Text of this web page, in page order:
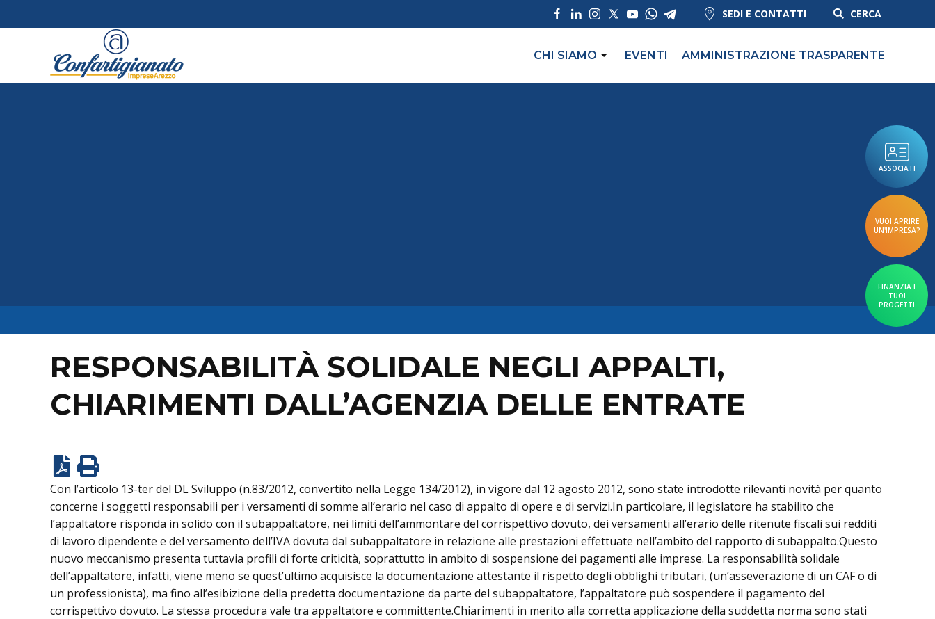
SEDI E CONTATTI CERCA
CHI SIAMO EVENTI AMMINISTRAZIONE TRASPARENTE
ASSOCIATI
VUOI APRIRE
UN'IMPRESA?
FINANZIA I
TUOI
PROGETTI
RESPONSABILITÀ SOLIDALE NEGLI APPALTI,
CHIARIMENTI DALL’AGENZIA DELLE ENTRATE
Con l’articolo 13-ter del DL Sviluppo (n.83/2012, convertito nella Legge 134/2012), in vigore dal 12 agosto 2012, sono state introdotte rilevanti novità per quanto
concerne i soggetti responsabili per i versamenti di somme all’erario nel caso di appalto di opere e di servizi.In particolare, il legislatore ha stabilito che
l’appaltatore risponda in solido con il subappaltatore, nei limiti dell’ammontare del corrispettivo dovuto, dei versamenti all’erario delle ritenute fiscali sui redditi
di lavoro dipendente e del versamento dell’IVA dovuta dal subappaltatore in relazione alle prestazioni effettuate nell’ambito del rapporto di subappalto.Questo
nuovo meccanismo presenta tuttavia profili di forte criticità, soprattutto in ambito di sospensione dei pagamenti alle imprese. La responsabilità solidale
dell’appaltatore, infatti, viene meno se quest’ultimo acquisisce la documentazione attestante il rispetto degli obblighi tributari, (un’asseverazione di un CAF o di
un professionista), ma fino all’esibizione della predetta documentazione da parte del subappaltatore, l’appaltatore può sospendere il pagamento del
corrispettivo dovuto. La stessa procedura vale tra appaltatore e committente.Chiarimenti in merito alla corretta applicazione della suddetta norma sono stati